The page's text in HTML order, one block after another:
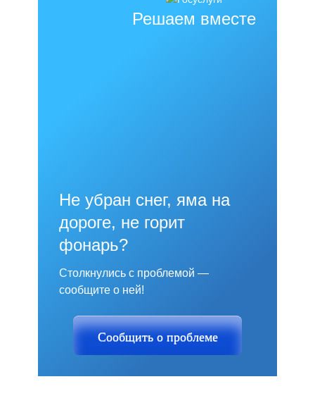
Решаем вместе
Не убран снег, яма на
дороге, не горит
фонарь?
Столкнулись с проблемой —
сообщите о ней!
Сообщить о проблеме